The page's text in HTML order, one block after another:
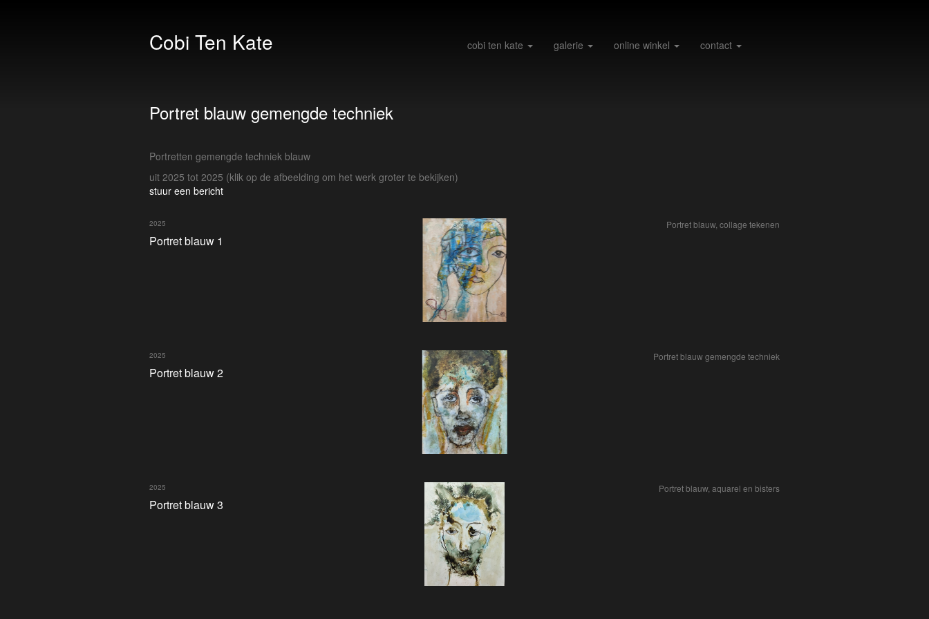
Cobi Ten Kate cobi ten kate galerie online winkel contact
Portret blauw gemengde techniek
Portretten gemengde techniek blauw
uit 2025 tot 2025 (klik op de afbeelding om het werk groter te bekijken)
stuur een bericht
Portret blauw 1
2025 Portret blauw, collage tekenen
Portret blauw 2
2025 Portret blauw gemengde techniek
Portret blauw 3
2025 Portret blauw, aquarel en bisters